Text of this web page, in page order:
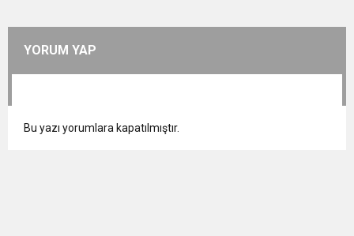
YORUM YAP
Bu yazı yorumlara kapatılmıştır.